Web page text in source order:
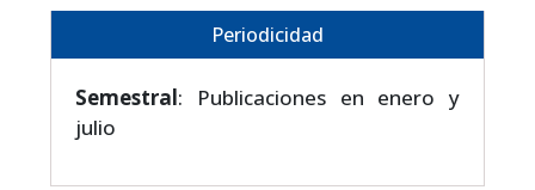
Periodicidad
Semestral: Publicaciones en enero y
julio